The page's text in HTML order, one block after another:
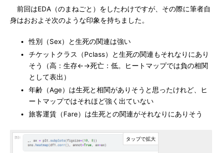
前回はEDA（のまねごと）をしたわけですが、その際に筆者自
身はおおよそ次のような印象を持ちました。
性別（Sex）と生死の関連は強い
チケットクラス（Pclass）と生死の関連もそれなりにあり
そう（高：生存←→死亡：低。ヒートマップでは負の相関
として表出）
年齢（Age）は生死と相関がありそうと思ったけれど、ヒ
ートマップではそれほど強く出ていない
旅客運賃（Fare）は生死との関連がそれなりにありそう